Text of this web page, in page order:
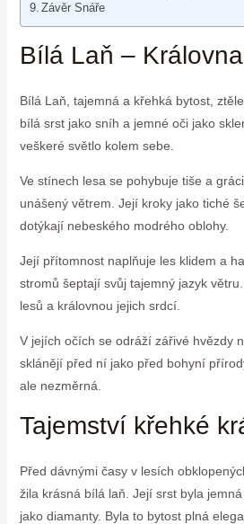
Závěr Snáře
Bílá Laň –
Bílá Laň, tajemná a křehká bytost,
bílá srst jako sníh a⁢ jemné oči jako
veškeré světlo kolem sebe.
Ve stínech lesa se pohybuje tiše a
unášený větrem. Její kroky jako tiché
dotýkají nebeského modrého oblohy.
Její přítomnost naplňuje les klidem a
stromů šeptají svůj tajemný jazyk
lesů a královnou jejich srdcí.
V jejích očích se odráží zářivé hvězdy
sklánějí před ní jako před bohyní
ale nezměrná.
Tajemství křehké
Před dávnými časy v lesích
žila krásná bílá laň. Její srst⁣ byla
jako diamanty. Byla to bytost plná